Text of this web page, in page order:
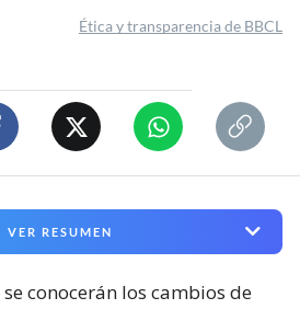
Ética y transparencia de BBCL
VER RESUMEN
conocerán los cambios de